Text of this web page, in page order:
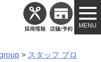
> スタッフ ブロ